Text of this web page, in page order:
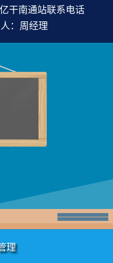
干南通站联系电话
：周经理
理